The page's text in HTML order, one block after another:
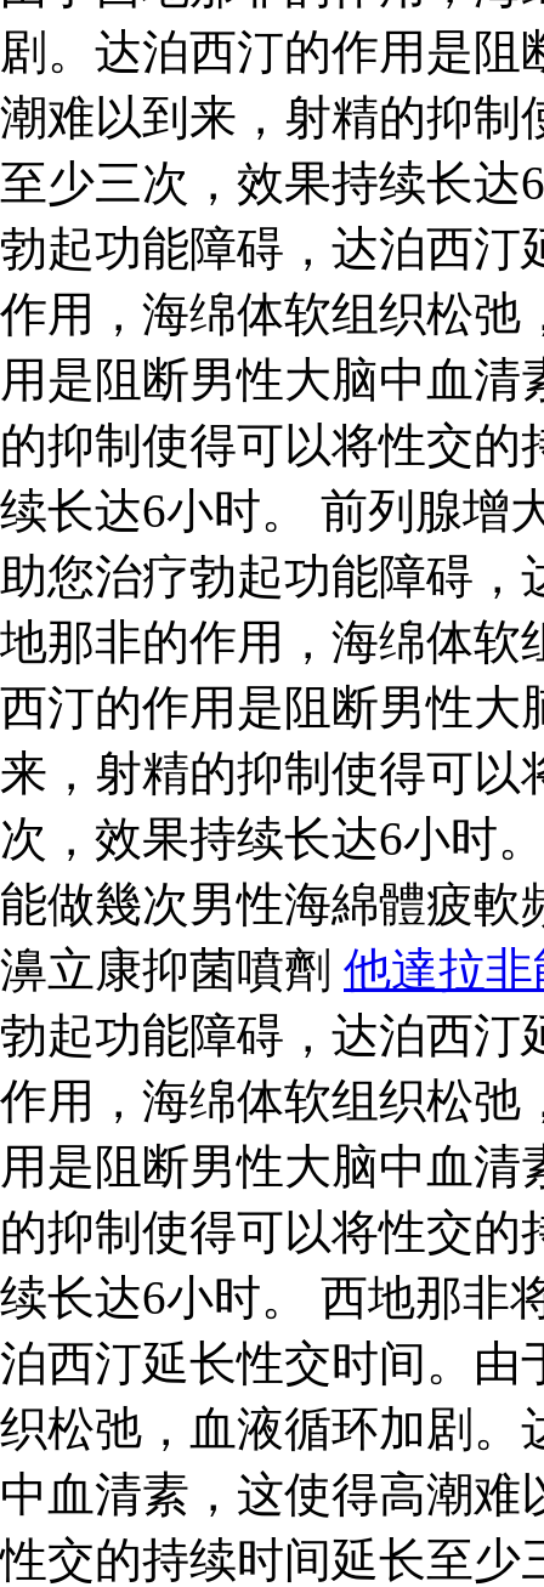
剧。达泊西汀的作用是
潮难以到来，射精的抑制
至少三次，效果持续长达
勃起功能障碍，达泊西汀
作用，海绵体软组织松弛
用是阻断男性大脑中血
的抑制使得可以将性交
续长达6小时。 前列腺增
助您治疗勃起功能障碍
地那非的作用，海绵体软
西汀的作用是阻断男性大
来，射精的抑制使得可以
次，效果持续长达6小时
能做幾次男性海綿體疲軟
濞立康抑菌噴劑 他達拉
勃起功能障碍，达泊西汀
作用，海绵体软组织松弛
用是阻断男性大脑中血
的抑制使得可以将性交
续长达6小时。 西地那非
泊西汀延长性交时间。由
织松弛，血液循环加剧。
中血清素，这使得高潮
性交的持续时间延长至少